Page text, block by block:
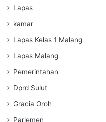
Lapas
kamar
Lapas Kelas 1 Malang
Lapas Malang
Pemerintahan
Dprd Sulut
Gracia Oroh
Parlemen